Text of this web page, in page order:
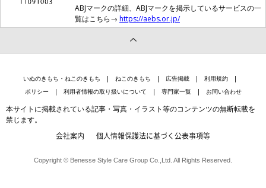
ABJマークの詳細、ABJマークを掲示しているサービスの一
覧はこちら→ https://aebs.or.jp/
いぬのきもち・ねこのきもち ねこのきもち 広告掲載
利用規約
ポリシー
利用者情報の取り扱いについて 専門家一覧 お問い合わせ
本サイトに掲載されている記事・写真・イラスト等のコンテンツの無断転載を
禁じます。
会社案内 個人情報保護法に基づく公表事項等
Copyright © Benesse Style Care Group Co.,Ltd. All Rights Reserved.